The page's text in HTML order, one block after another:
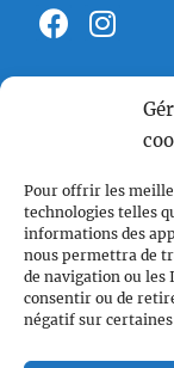
Pour offrir les
technologies telles
informations des
nous permettra de
de navigation ou les
consentir ou de
négatif sur